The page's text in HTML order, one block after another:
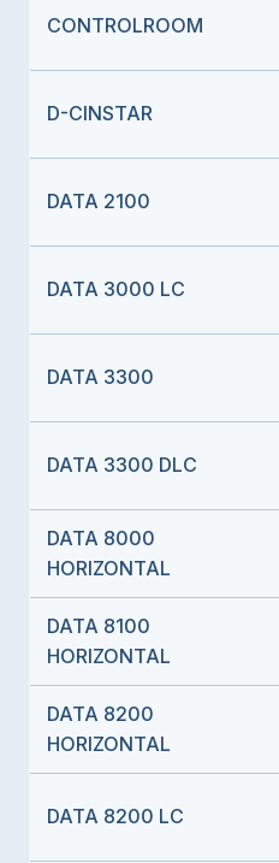
CONTROLROOM
D-CINSTAR
DATA 2100
DATA 3000 LC
DATA 3300
DATA 3300 DLC
DATA 8000
HORIZONTAL
DATA 8100
HORIZONTAL
DATA 8200
HORIZONTAL
DATA 8200 LC